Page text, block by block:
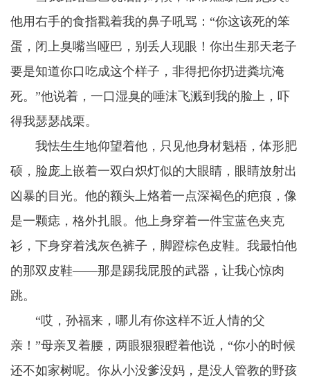
他用右手的食指戳着我的鼻子吼骂：“你这该死的笨
蛋，闭上臭嘴当哑巴，别丢人现眼！你出生那天老子
要是知道你口吃成这个样子，非得把你扔进粪坑淹
死。”他说着，一口湿臭的唾沫飞溅到我的脸上，吓
得我瑟瑟战栗。
我怯生生地仰望着他，只见他身材魁梧，体形肥
硕，脸庞上嵌着一双白炽灯似的大眼睛，眼睛放射出
凶暴的目光。他的额头上烙着一点深褐色的疤痕，像
是一颗痣，格外扎眼。他上身穿着一件宝蓝色夹克
衫，下身穿着浅灰色裤子，脚蹬棕色皮鞋。我最怕他
的那双皮鞋——那是踢我屁股的武器，让我心惊肉
跳。
“哎，孙福来，哪儿有你这样不近人情的父
亲！”母亲叉着腰，两眼狠狠瞪着他说，“你小的时候
还不如家树呢。你从小没爹没妈，是没人管教的野孩